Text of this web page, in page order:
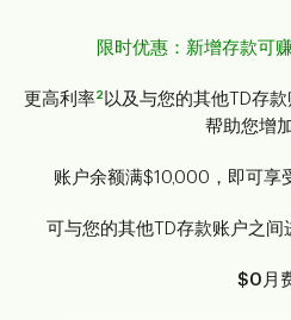
限时优惠：新增存款可
更高利率2 以及与您的其他TD存
帮助您增
账户余额满$10,000，即可享
可与您的其他TD存款账户之间
$0 月